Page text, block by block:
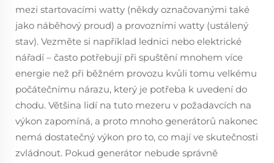
mezi startovacími watty (někdy označovanými také
jako náběhový proud) a provozními watty (ustálený
stav). Vezměte si například lednici nebo elektrické
nářadí – často potřebují při spuštění mnohem více
energie než při běžném provozu kvůli tomu velkému
počátečnímu nárazu, který je potřeba k uvedení do
chodu. Většina lidí na tuto mezeru v požadavcích na
výkon zapomíná, a proto mnoho generátorů nakonec
nemá dostatečný výkon pro to, co mají ve skutečnosti
zvládnout. Pokud generátor nebude správně